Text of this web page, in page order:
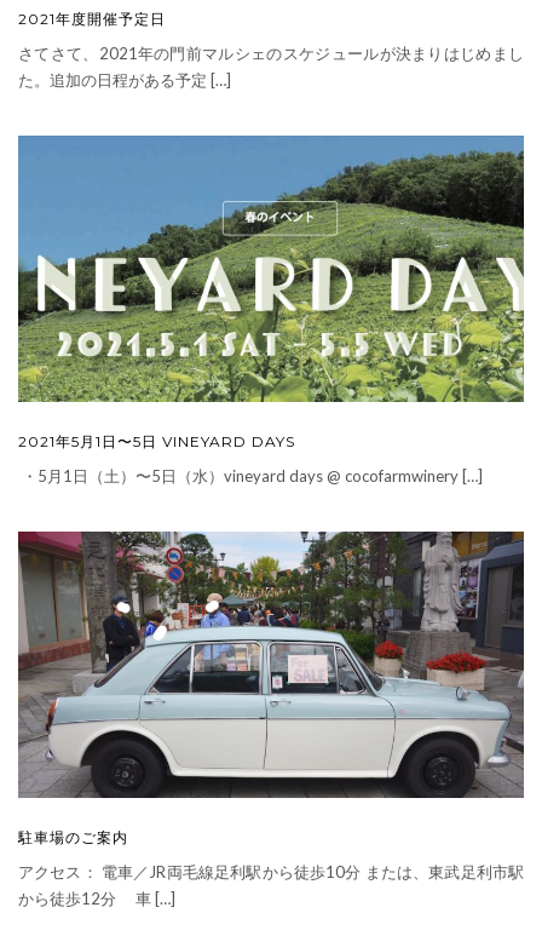
2021年度開催予定日
さてさて、2021年の門前マルシェのスケジュールが決まりはじめまし
た。追加の日程がある予定 […]
2021年5月1日〜5日 VINEYARD DAYS
・5月1日（土）〜5日（水）vineyard days @ cocofarmwinery […]
駐車場のご案内
アクセス： 電車／JR両毛線足利駅から徒歩10分 または、東武足利市駅
から徒歩12分 車 […]